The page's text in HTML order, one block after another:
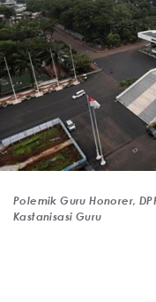
Polemik Guru Honorer,
Kastanisasi Guru